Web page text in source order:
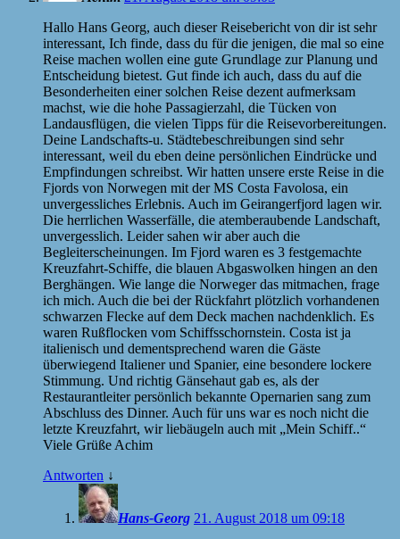
Hallo Hans Georg, auch dieser Reisebericht von dir ist sehr
interessant, Ich finde, dass du für die jenigen, die mal so eine
Reise machen wollen eine gute Grundlage zur Planung und
Entscheidung bietest. Gut finde ich auch, dass du auf die
Besonderheiten einer solchen Reise dezent aufmerksam
machst, wie die hohe Passagierzahl, die Tücken von
Landausflügen, die vielen Tipps für die Reisevorbereitungen.
Deine Landschafts-u. Städtebeschreibungen sind sehr
interessant, weil du eben deine persönlichen Eindrücke und
Empfindungen schreibst. Wir hatten unsere erste Reise in die
Fjords von Norwegen mit der MS Costa Favolosa, ein
unvergessliches Erlebnis. Auch im Geirangerfjord lagen wir.
Die herrlichen Wasserfälle, die atemberaubende Landschaft,
unvergesslich. Leider sahen wir aber auch die
Begleiterscheinungen. Im Fjord waren es 3 festgemachte
Kreuzfahrt-Schiffe, die blauen Abgaswolken hingen an den
Berghängen. Wie lange die Norweger das mitmachen, frage
ich mich. Auch die bei der Rückfahrt plötzlich vorhandenen
schwarzen Flecke auf dem Deck machen nachdenklich. Es
waren Rußflocken vom Schiffsschornstein. Costa ist ja
italienisch und dementsprechend waren die Gäste
überwiegend Italiener und Spanier, eine besondere lockere
Stimmung. Und richtig Gänsehaut gab es, als der
Restaurantleiter persönlich bekannte Opernarien sang zum
Abschluss des Dinner. Auch für uns war es noch nicht die
letzte Kreuzfahrt, wir liebäugeln auch mit „Mein Schiff..“
Viele Grüße Achim
Antworten ↓
Hans-Georg 21. August 2018 um 09:18